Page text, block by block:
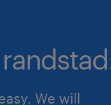
We will